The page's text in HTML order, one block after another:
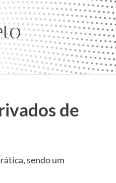
de
sendo um